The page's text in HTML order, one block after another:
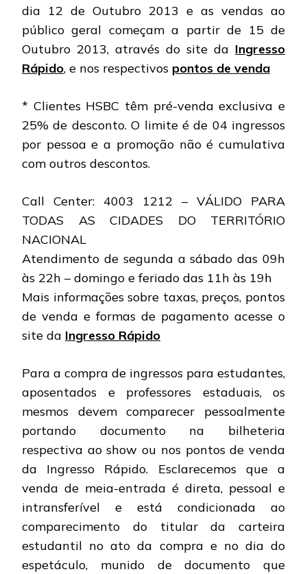
dia 12 de Outubro 2013 e as vendas ao
público geral começam a partir de 15 de
Outubro 2013, através do site da Ingresso
Rápido, e nos respectivos pontos de venda
* Clientes HSBC têm pré-venda exclusiva e
25% de desconto. O limite é de 04 ingressos
por pessoa e a promoção não é cumulativa
com outros descontos.
Call Center: 4003 1212 – VÁLIDO PARA
TODAS AS CIDADES DO TERRITÓRIO
NACIONAL
Atendimento de segunda a sábado das 09h
às 22h – domingo e feriado das 11h às 19h
Mais informações sobre taxas, preços, pontos
de venda e formas de pagamento acesse o
site da Ingresso Rápido
Para a compra de ingressos para estudantes,
aposentados e professores estaduais, os
mesmos devem comparecer pessoalmente
portando documento na bilheteria
respectiva ao show ou nos pontos de venda
da Ingresso Rápido. Esclarecemos que a
venda de meia-entrada é direta, pessoal e
intransferível e está condicionada ao
comparecimento do titular da carteira
estudantil no ato da compra e no dia do
espetáculo, munido de documento que